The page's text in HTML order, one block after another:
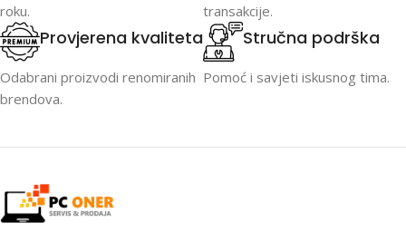
roku.
transakcije.
Provjerena kvaliteta
Odabrani proizvodi renomiranih
brendova.
Stručna podrška
Pomoć i savjeti iskusnog tima.